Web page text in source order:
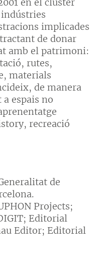
implicades
de donar
amb el patrimoni:
rutes,
materials
de manera
espais no
recreació
de
Projects;
Editorial
Editor; Editorial